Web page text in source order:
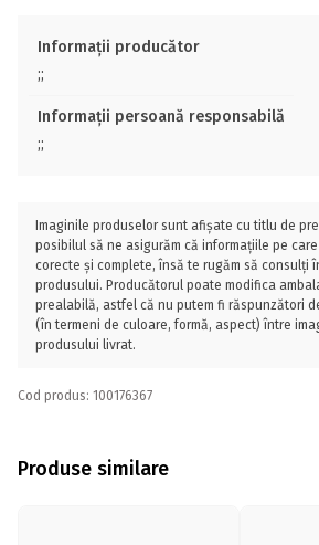
Informații producător
;;
Informații persoană responsabilă
;;
Imaginile produselor sunt afișate cu titlu de
posibilul să ne asigurăm că informațiile pe
corecte și complete, însă te rugăm să consulți
produsului. Producătorul poate modifica
prealabilă, astfel că nu putem fi răspunzători
(în termeni de culoare, formă, aspect) între
produsului livrat.
Cod produs: 100176367
Produse similare